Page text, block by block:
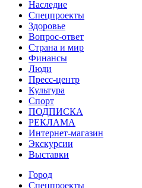
Наследие
Спецпроекты
Здоровье
Вопрос-ответ
Страна и мир
Финансы
Люди
Пресс-центр
Культура
Спорт
ПОДПИСКА
РЕКЛАМА
Интернет-магазин
Экскурсии
Выставки
Город
Спецпроекты